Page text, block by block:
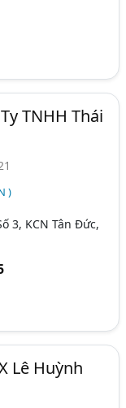
TNHH Thái
)
3, KCN Tân Đức,
Lê Huỳnh